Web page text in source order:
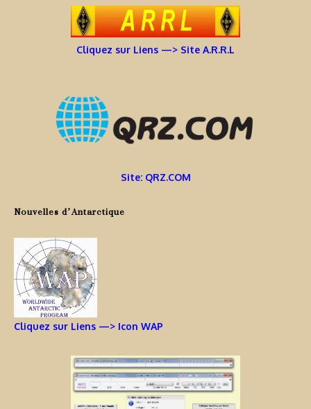
Cliquez sur Liens —> Site A.R.R.L
Site: QRZ.COM
Nouvelles d’Antarctique
Cliquez sur Liens —> Icon WAP